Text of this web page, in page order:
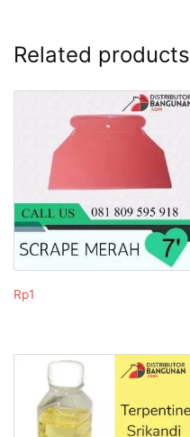
Related products
Rp1